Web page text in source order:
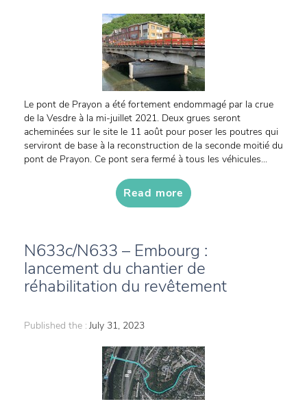
Le pont de Prayon a été fortement endommagé par la crue
de la Vesdre à la mi-juillet 2021. Deux grues seront
acheminées sur le site le 11 août pour poser les poutres qui
serviront de base à la reconstruction de la seconde moitié du
pont de Prayon. Ce pont sera fermé à tous les véhicules...
Read more
N633c/N633 – Embourg :
lancement du chantier de
réhabilitation du revêtement
Published the : July 31, 2023